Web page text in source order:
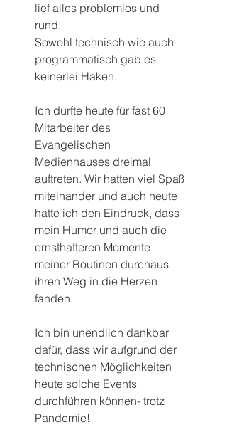
lief alles problemlos und
rund.
Sowohl technisch wie auch
programmatisch gab es
keinerlei Haken.
Ich durfte heute für fast 60
Mitarbeiter des
Evangelischen
Medienhauses dreimal
auftreten. Wir hatten viel Spaß
miteinander und auch heute
hatte ich den Eindruck, dass
mein Humor und auch die
ernsthafteren Momente
meiner Routinen durchaus
ihren Weg in die Herzen
fanden.
Ich bin unendlich dankbar
dafür, dass wir aufgrund der
technischen Möglichkeiten
heute solche Events
durchführen können- trotz
Pandemie!